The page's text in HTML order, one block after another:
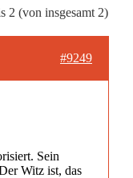
2 (von insgesamt 2)
#9249
Sein
Witz ist, das